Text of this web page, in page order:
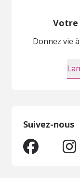
Votre
Donnez vie
Suivez-nous